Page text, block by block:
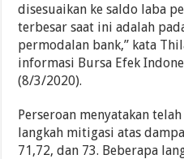
disesuaikan ke saldo laba
terbesar saat ini adalah
permodalan bank,” kata
informasi Bursa Efek
(8/3/2020).
Perseroan menyatakan
langkah mitigasi atas
71,72, dan 73. Beberapa